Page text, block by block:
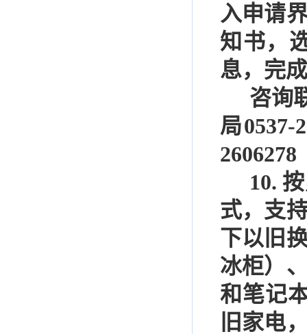
入申请
知书，
息，完
咨询
局0537-
2606278
10.
式，支
下以旧
冰柜）
和笔记
旧家电